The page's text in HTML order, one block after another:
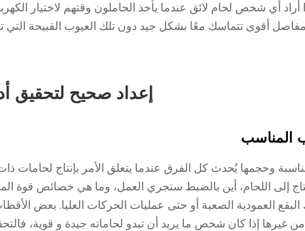
أي شخص لحام لائق عندما يأخذ الحاملون وقتهم لاختيار
أقوى تتماسك معًا بشكل جيد دون تلك العيوب القبيحة التي
إعداد صحيح لتحقيق
المناسب
وحجمها يُحدث كل الفرق عندما يتعلق الأمر بإنتاج لحامات
إلى اللحام، أين بالضبط ستجري العمل، وما هي خصائص قوة
العمودية الصعبة أو حتى عمليات الحركات العليا. بعض
غيرها إذا كان شخص ما يريد أن تبدو لحاماته جيدة و قوية،